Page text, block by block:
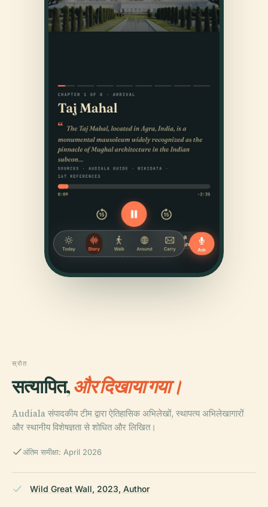
स्रोत
सत्यापित,और दिखाया गया।
Audiala संपादकीय टीम द्वारा ऐतिहासिक अभिलेखों, स्थापत्य अभिलेखागारों
और स्थानीय विशेषज्ञता से शोधित और लिखित।
अंतिम समीक्षा: April 2026
Wild Great Wall, 2023, Author